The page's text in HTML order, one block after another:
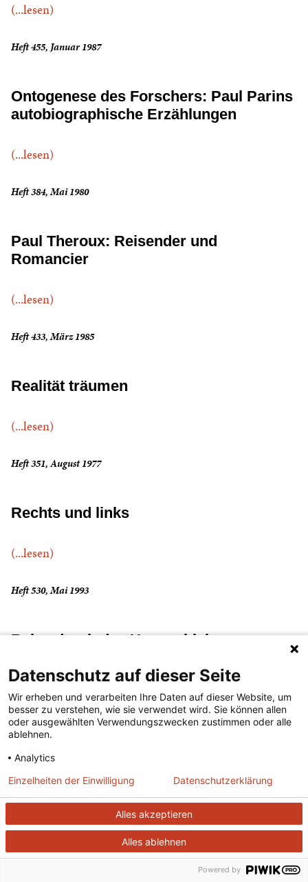
(...lesen)
Heft 455, Januar 1987
Ontogenese des Forschers: Paul Parins
autobiographische Erzählungen
(...lesen)
Heft 384, Mai 1980
Paul Theroux: Reisender und
Romancier
(...lesen)
Heft 433, März 1985
Realität träumen
(...lesen)
Heft 351, August 1977
Rechts und links
(...lesen)
Heft 530, Mai 1993
Reise durch das Ungeschick
(...lesen)
Heft 451, September 1986
Robin Hood und seine Gesellen
(...lesen)
Datenschutz auf dieser Seite
Wir erheben und verarbeiten Ihre Daten auf dieser Website, um
besser zu verstehen, wie sie verwendet wird. Sie können allen
oder ausgewählten Verwendungszwecken zustimmen oder alle
ablehnen.
Analytics
Alles akzeptieren
Alles ablehnen
Einzelheiten der Einwilligung Datenschutzerklärung
Powered by